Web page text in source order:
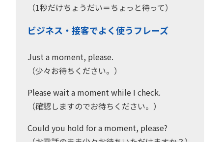
（1秒だけちょうだい＝ちょっと待って）
ビジネス・接客でよく使うフレーズ
Just a moment, please.
（少々お待ちください。）
Please wait a moment while I check.
（確認しますのでお待ちください。）
Could you hold for a moment, please?